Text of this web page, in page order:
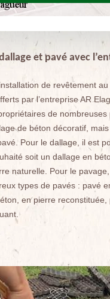
et pavé avec
de revêtement
par l’entreprise AR
de nombreuses
de béton décoratif,
Pour le dallage, il est
soit un dallage en
naturelle. Pour le pavage,
types de pavés : pavé
en pierre reconstituée,